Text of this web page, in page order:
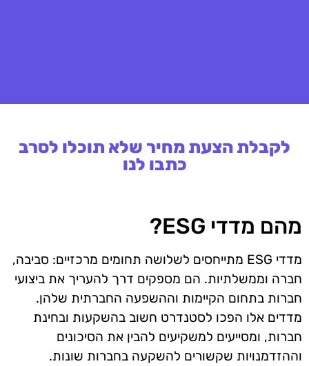
לקבלת הצעת מחיר שלא תוכלו לסרב
כתבו לנו
מהם מדדי ESG?
מדדי ESG מתייחסים לשלושה תחומים מרכזיים: סביבה,
חברה וממשלתיות. הם מספקים דרך להעריך את ביצועי
חברות בתחום הקיימות וההשפעה החברתית שלהן.
מדדים אלו הפכו לסטנדרט חשוב בהשקעות ובחינת
חברות, ומסייעים למשקיעים להבין את הסיכונים
וההזדמנויות שקשורים להשקעה בחברות שונות.